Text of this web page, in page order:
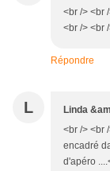
<br /> <br
<br /> <br
Répondre
L Linda
<br /> <br
encadré
d'apéro